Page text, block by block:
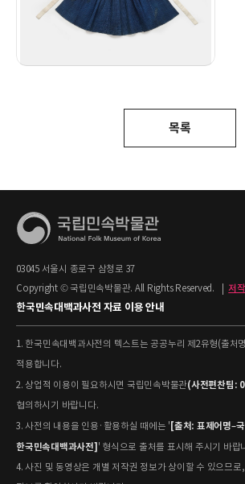
목록
03045 서울시 종로구 삼청로 37
Copyright © 국립민속박물관. All Rights Reserved.
저
한국민속대백과사전 자료 이용 안내
1. 한국민속대백과사전의 텍스트는 공공누리 제2유형(출처
적용합니다.
2. 상업적 이용이 필요하시면 국립민속박물관(사전편찬팀:
협의하시기 바랍니다.
3. 사전의 내용을 인용·활용하실 때에는 ' [출처: 표제어명–
한국민속대백과사전] ' 형식으로 출처를 표시해 주시기 바랍
4. 사진 및 동영상은 개별 저작권 정보가 상이할 수 있으므로